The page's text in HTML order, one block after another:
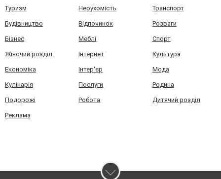
Туризм Нерухомість Транспорт
Будівництво Відпочинок Розваги
Бізнес Меблі Спорт
Жіночий розділ Інтернет Культура
Економіка Інтер'єр Мода
Кулінарія Послуги Родина
Подорожі Робота Дитячий розділ
Реклама